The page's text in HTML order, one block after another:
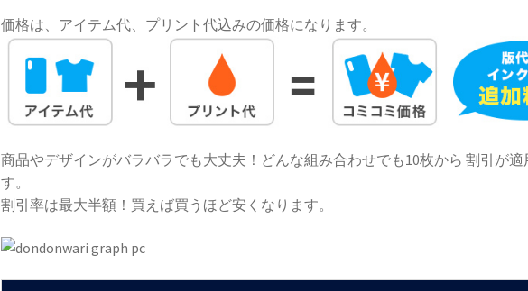
価格は、アイテム代、プリント代込みの価格になります。
商品やデザインがバラバラでも大丈夫！どんな組み合わせでも10枚から 割引が適
す。
割引率は最大半額！買えば買うほど安くなります。